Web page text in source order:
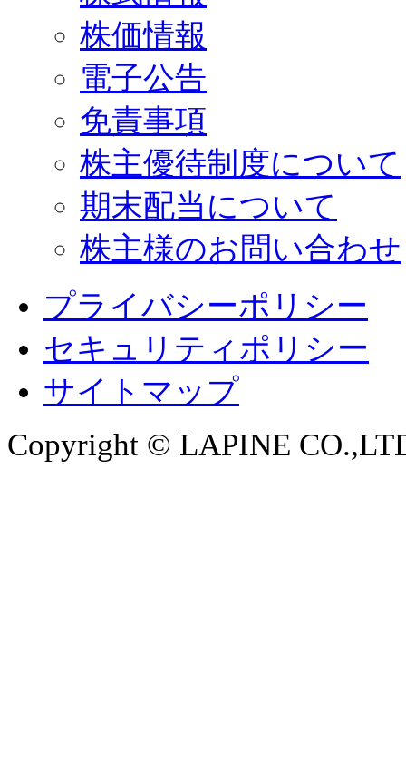
株価情報
電子公告
免責事項
株主優待制度について
期末配当について
株主様のお問い合わせ
プライバシーポリシー
セキュリティポリシー
サイトマップ
Copyright © LAPINE